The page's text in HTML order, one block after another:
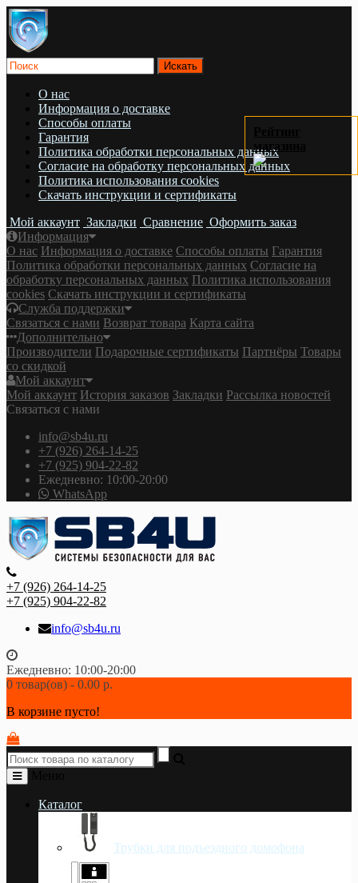
О нас
Информация о доставке
Cпособы оплаты
Гарантия
Политика обработки персональных данных
Согласие на обработку персональных данных
Политика использования cookies
Скачать инструкции и сертификаты
Мой аккаунт Закладки Сравнение Оформить заказ
Информация
О нас Информация о доставке Cпособы оплаты Гарантия
Политика обработки персональных данных Согласие на
обработку персональных данных Политика использования
cookies Скачать инструкции и сертификаты
Служба поддержки
Связаться с нами Возврат товара Карта сайта
Дополнительно
Производители Подарочные сертификаты Партнёры Товары
со скидкой
Мой аккаунт
Мой аккаунт История заказов Закладки Рассылка новостей
Связаться с нами
info@sb4u.ru
+7 (926) 264-14-25
+7 (925) 904-22-82
Ежедневно: 10:00-20:00
WhatsApp
+7 (926) 264-14-25
+7 (925) 904-22-82
info@sb4u.ru
Ежедневно: 10:00-20:00
0 товар(ов) - 0.00 р.
В корзине пусто!
Каталог
Трубки для подъездного домофона